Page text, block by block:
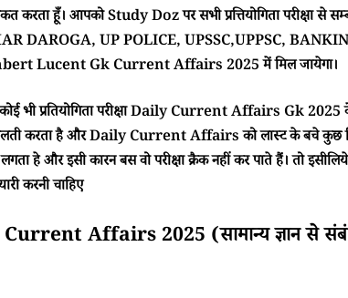
हूँ। आपको Study Doz पर सभी प्रत्तियोगिता परीक्षा से
DAROGA, UP POLICE, UPSSC,UPPSC,
Lucent Gk Current Affairs 2025 में मिल जायेगा।
भी प्रतियोगिता परीक्षा Daily Current Affairs Gk 2025
गलती करता है और Daily Current Affairs को लास्ट के बचे कुछ
हे और इसी कारन बस वो परीक्षा क्रैक नहीं कर पाते हैं। तो
करनी चाहिए
Affairs 2025 (सामान्य ज्ञान से